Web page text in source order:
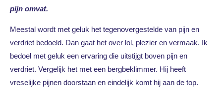
pijn omvat.
Meestal wordt met geluk het tegenovergestelde van pijn en
verdriet bedoeld. Dan gaat het over lol, plezier en vermaak. Ik
bedoel met geluk een ervaring die uitstijgt boven pijn en
verdriet. Vergelijk het met een bergbeklimmer. Hij heeft
vreselijke pijnen doorstaan en eindelijk komt hij aan de top.